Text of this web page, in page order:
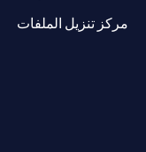
مركز تنزيل الملفات